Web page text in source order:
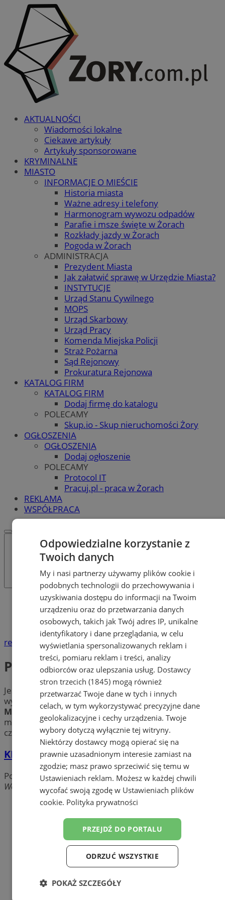
AKTUALNOŚCI
Wiadomości lokalne
Ciekawe artykuły
Artykuły sponsorowane
KRYMINALNE
MIASTO
INFORMACJE O MIEŚCIE
Historia miasta
Ważne adresy i telefony
Harmonogram wywozu odpadów
Parafie i msze święte w Żorach
Rozkłady jazdy w Żorach
Pogoda w Żorach
ADMINISTRACJA
Prezydent Miasta
Jak załatwić sprawę w Urzędzie Miasta?
INSTYTUCJE
Urząd Stanu Cywilnego
MOPS
Urząd Skarbowy
Urząd Pracy
Komenda Miejska Policji
Straż Pożarna
Sąd Rejonowy
Prokuratura Rejonowa
KATALOG FIRM
KATALOG FIRM
Dodaj firmę do katalogu
POLECAMY
Skup.io - Skup nieruchomości Żory
OGŁOSZENIA
OGŁOSZENIA
Dodaj ogłoszenie
POLECAMY
Protocol IT
Pracuj.pl - praca w Żorach
REKLAMA
WSPÓŁPRACA
Katalog firm
Urzędy i Instytucje
Policja
reklama
Policja
Jesteś świadkiem przestępstwa? Chcesz zgłosić
wykroczenie? Sprawdź dane teleadresoweKomendy
Miejskiej Policjiorazkomisariatów dzielnicowych
mieście Żorach. Znajdź swoją placówkę w mieście Żory i
czuj się bezpiecznie!
KMP - Komenda Miejska Policji
Policja
Wodzisławska, 44-240 Żory
Odpowiedzialne korzystanie z
Twoich danych
My i nasi partnerzy używamy plików cookie i
podobnych technologii do przechowywania i
uzyskiwania dostępu do informacji na Twoim
urządzeniu oraz do przetwarzania danych
osobowych, takich jak Twój adres IP, unikalne
identyfikatory i dane przeglądania, w celu
wyświetlania spersonalizowanych reklam i
treści, pomiaru reklam i treści, analizy
odbiorców oraz ulepszania usług. Dostawcy
stron trzecich (1845) mogą również
przetwarzać Twoje dane w tych i innych
celach, w tym wykorzystywać precyzyjne dane
geolokalizacyjne i cechy urządzenia. Twoje
wybory dotyczą wyłącznie tej witryny.
Niektórzy dostawcy mogą opierać się na
prawnie uzasadnionym interesie zamiast na
zgodzie; masz prawo sprzeciwić się temu w
Ustawieniach reklam. Możesz w każdej chwili
wycofać swoją zgodę w Ustawieniach plików
cookie. Polityka prywatności
PRZEJDŹ DO PORTALU
ODRZUĆ WSZYSTKIE
POKAŻ SZCZEGÓŁY